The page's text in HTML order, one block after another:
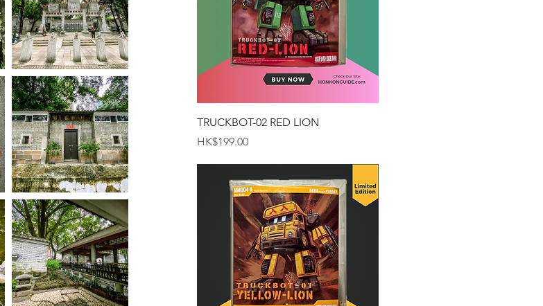
クイックビュー
TRUCKBOT-02 RED LION
価格
HK$199.00